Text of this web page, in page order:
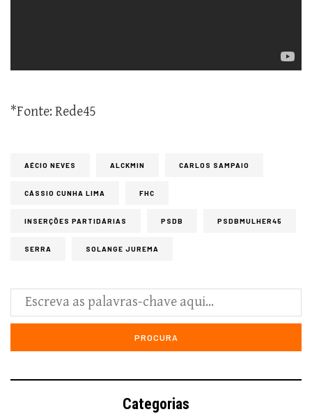
*Fonte: Rede45
AÉCIO NEVES ALCKMIN CARLOS SAMPAIO
CÁSSIO CUNHA LIMA FHC
INSERÇÕES PARTIDÁRIAS PSDB PSDBMULHER45
SERRA SOLANGE JUREMA
Categorias